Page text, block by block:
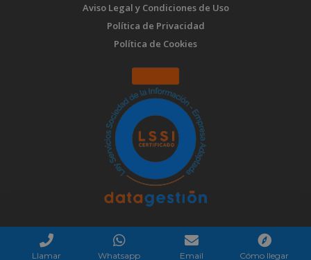
Llamar Whatsapp Email Cómo llegar
Aviso Legal y Condiciones de Uso
Política de Privacidad
Política de Cookies